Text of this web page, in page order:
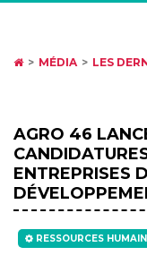
MÉDIA LES
AGRO 46
ENTREPRISES
RESSOURCES